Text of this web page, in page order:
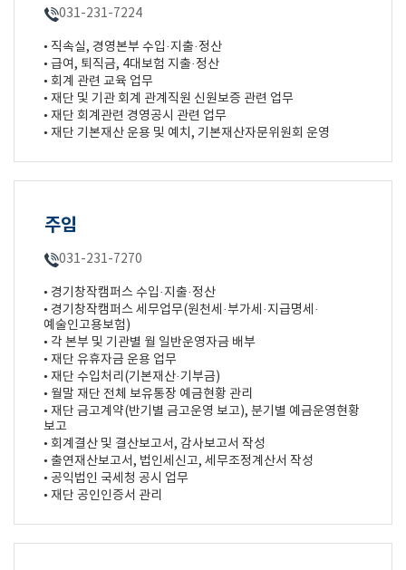
031-231-7224
• 직속실, 경영본부 수입·지출·정산
• 급여, 퇴직금, 4대보험 지출·정산
• 회계 관련 교육 업무
• 재단 및 기관 회계 관계직원 신원보증 관련 업무
• 재단 회계관련 경영공시 관련 업무
• 재단 기본재산 운용 및 예치, 기본재산자문위원회 운영
주임
031-231-7270
• 경기창작캠퍼스 수입·지출·정산
• 경기창작캠퍼스 세무업무(원천세·부가세·지급명세·
예술인고용보험)
• 각 본부 및 기관별 월 일반운영자금 배부
• 재단 유휴자금 운용 업무
• 재단 수입처리(기본재산·기부금)
• 월말 재단 전체 보유통장 예금현황 관리
• 재단 금고계약(반기별 금고운영 보고), 분기별 예금운영현황
보고
• 회계결산 및 결산보고서, 감사보고서 작성
• 출연재산보고서, 법인세신고, 세무조정계산서 작성
• 공익법인 국세청 공시 업무
• 재단 공인인증서 관리